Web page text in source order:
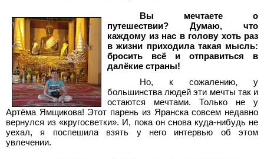
Вы мечтаете о
путешествии? Думаю, что
каждому из нас в голову хоть раз
в жизни приходила такая мысль:
бросить всё и отправиться в
далёкие страны!
Но, к сожалению, у
большинства людей эти мечты так и
остаются мечтами. Только не у
Артёма Ямщикова! Этот парень из Яранска совсем недавно
вернулся из «кругосветки». И, пока он снова куда-нибудь не
уехал, я поспешила взять у него интервью об этом
увлечении.